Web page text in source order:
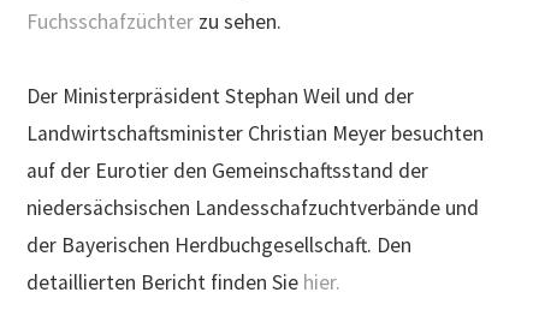
Fuchsschafzüchter zu sehen.
Der Ministerpräsident Stephan Weil und der
Landwirtschaftsminister Christian Meyer besuchten
auf der Eurotier den Gemeinschaftsstand der
niedersächsischen Landesschafzuchtverbände und
der Bayerischen Herdbuchgesellschaft. Den
detaillierten Bericht finden Sie hier.